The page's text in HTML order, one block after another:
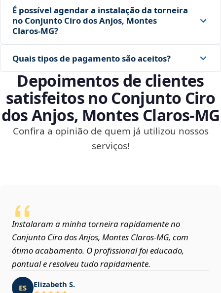
É possível agendar a instalação da torneira
no Conjunto Ciro dos Anjos, Montes
Claros‑MG?
Quais tipos de pagamento são aceitos?
Depoimentos de clientes
satisfeitos no Conjunto Ciro
dos Anjos, Montes Claros‑MG
Confira a opinião de quem já utilizou nossos
serviços!
Instalaram a minha torneira rapidamente no
Conjunto Ciro dos Anjos, Montes Claros‑MG, com
ótimo acabamento. O profissional foi educado,
pontual e resolveu tudo rapidamente.
ES Elizabeth S.